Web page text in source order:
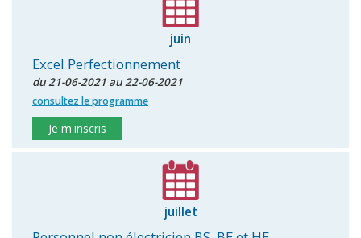
juin
Excel Perfectionnement
du 21-06-2021 au 22-06-2021
consultez le programme
Je m'inscris
juillet